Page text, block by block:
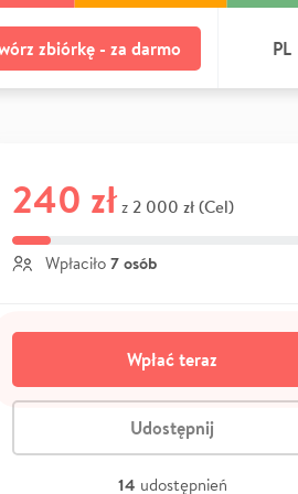
zbiórkę - za darmo PL
240 zł z 2 000 zł (Cel)
Wpłaciło 7 osób
Wpłać teraz
Udostępnij
14 udostępnień